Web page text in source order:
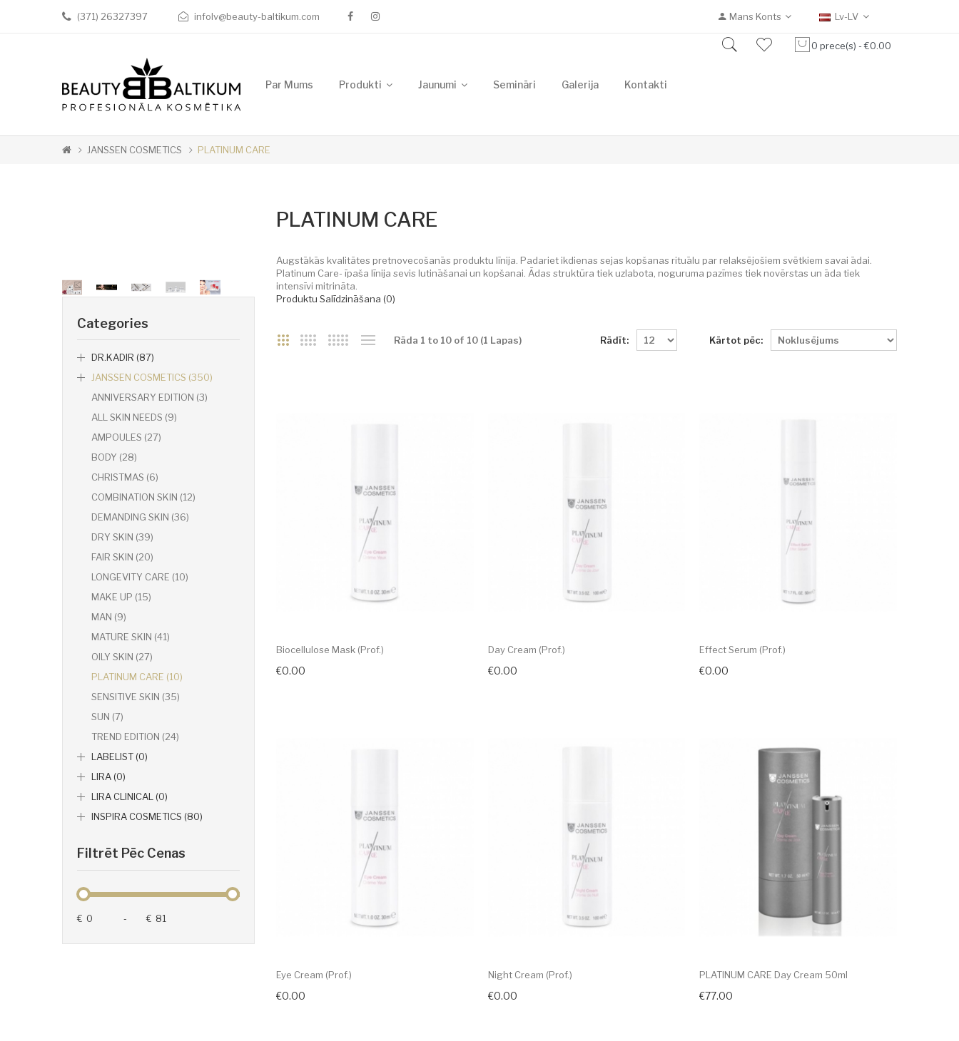
(371) 26327397 infolv@beauty-baltikum.com Mans Konts Lv-LV
Par Mums Produkti Jaunumi Semināri Galerija Kontakti
0 prece(s) - €0.00
JANSSEN COSMETICS PLATINUM CARE
Filtrēt Pēc Cenas
€ - €
Categories
DR.KADIR (87)
JANSSEN COSMETICS (350)
ANNIVERSARY EDITION (3)
ALL SKIN NEEDS (9)
AMPOULES (27)
BODY (28)
CHRISTMAS (6)
COMBINATION SKIN (12)
DEMANDING SKIN (36)
DRY SKIN (39)
FAIR SKIN (20)
LONGEVITY CARE (10)
MAKE UP (15)
MAN (9)
MATURE SKIN (41)
OILY SKIN (27)
PLATINUM CARE (10)
SENSITIVE SKIN (35)
SUN (7)
TREND EDITION (24)
LABELIST (0)
LIRA (0)
LIRA CLINICAL (0)
INSPIRA COSMETICS (80)
PLATINUM CARE
Augstākās kvalitātes pretnovecošanās produktu līnija. Padariet ikdienas sejas kopšanas rituālu par relaksējošiem svētkiem savai ādai.
Platinum Care- īpaša līnija sevis lutināšanai un kopšanai. Ādas struktūra tiek uzlabota, noguruma pazīmes tiek novērstas un āda tiek
intensīvi mitrināta.
Produktu Salīdzināšana (0)
Rāda 1 to 10 of 10 (1 Lapas) Kārtot pēc:
Rādīt:
Biocellulose Mask (prof.)
€0.00
Day Cream (prof.)
€0.00
Effect Serum (prof.)
€0.00
Eye Cream (prof.)
€0.00
Night Cream (prof.)
€0.00
PLATINUM CARE Day Cream 50ml
€77.00